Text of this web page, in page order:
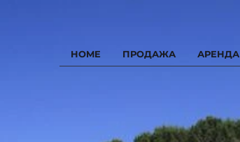
HOME ПРОДАЖА АРЕНДА